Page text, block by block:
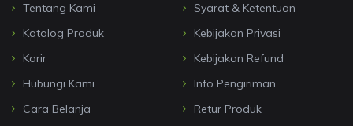
Tentang Kami
Katalog Produk
Karir
Hubungi Kami
Cara Belanja
Syarat & Ketentuan
Kebijakan Privasi
Kebijakan Refund
Info Pengiriman
Retur Produk